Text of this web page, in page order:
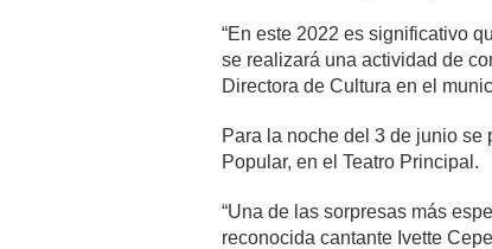
“En este 2022 es significativo
se realizará una actividad de
Directora de Cultura en el
Para la noche del 3 de junio
Popular, en el Teatro Principal.
“Una de las sorpresas más
reconocida cantante Ivette